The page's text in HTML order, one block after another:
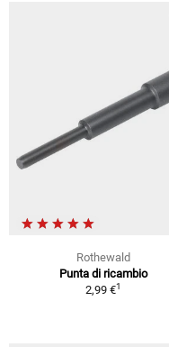
Rothewald
Punta di ricambio
2,99 €1